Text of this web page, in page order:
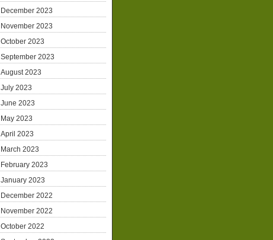
December 2023
November 2023
October 2023
September 2023
August 2023
July 2023
June 2023
May 2023
April 2023
March 2023
February 2023
January 2023
December 2022
November 2022
October 2022